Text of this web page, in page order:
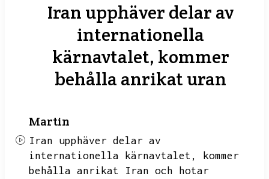
Iran upphäver delar av
internationella
kärnavtalet, kommer
behålla anrikat uran
Martin
Iran upphäver delar av
internationella kärnavtalet,
kommer
behålla anrikat Iran och hotar